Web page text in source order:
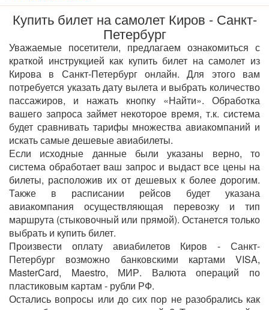
Купить билет на самолет Киров - Санкт-
Петербург
Уважаемые посетители, предлагаем ознакомиться с
краткой инструкцией как купить билет на самолет из
Кирова в Санкт-Петербург онлайн. Для этого вам
потребуется указать дату вылета и выбрать количество
пассажиров, и нажать кнопку «Найти». Обработка
вашего запроса займет некоторое время, т.к. система
будет сравнивать тарифы множества авиакомпаний и
искать самые дешевые авиабилеты.
Если исходные данные были указаны верно, то
система обработает ваш запрос и выдаст все цены на
билеты, расположив их от дешевых к более дорогим.
Также в расписании рейсов будет указана
авиакомпания осуществляющая перевозку и тип
маршрута (стыковочный или прямой). Останется только
выбрать и купить билет.
Произвести оплату авиабилетов Киров - Санкт-
Петербург возможно банковскими картами VISA,
MasterCard, Maestro, МИР. Валюта операций по
пластиковым картам - рубли РФ.
Остались вопросы или до сих пор не разобрались как